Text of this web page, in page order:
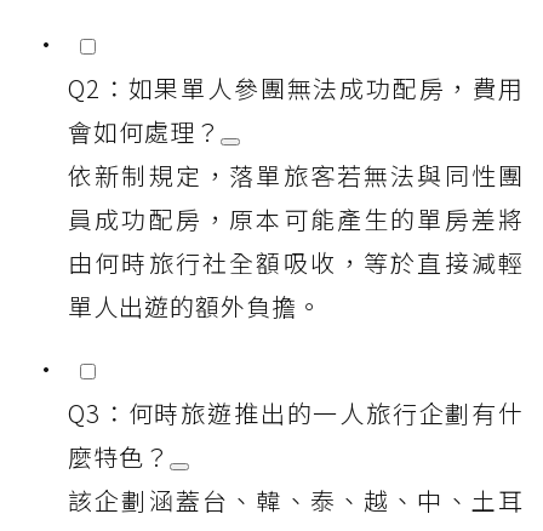
Q2：如果單人參團無法成功配房，費用
會如何處理？
依新制規定，落單旅客若無法與同性團
員成功配房，原本可能產生的單房差將
由何時旅行社全額吸收，等於直接減輕
單人出遊的額外負擔。
Q3：何時旅遊推出的一人旅行企劃有什
麼特色？
該企劃涵蓋台、韓、泰、越、中、土耳